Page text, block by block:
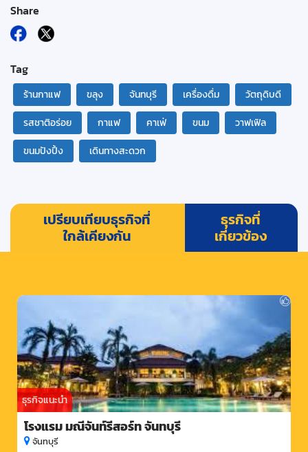
Share
Tag
ร้านกาแฟ ขลุง จันทบุรี เครื่องดื่ม
วัตถุดิบดี
รสชาติอร่อย
กาแฟ คาเฟ่ ขนม
วาฟเฟิล
ขนมปังปิ้ง
เดินทางสะดวก
เปรียบเทียบธุรกิจที่
ใกล้เคียงกัน
ธุรกิจที่
เกี่ยวข้อง
ธุรกิจแนะนำ
โรงแรม มณีจันท์รีสอร์ท จันทบุรี
จันทบุรี